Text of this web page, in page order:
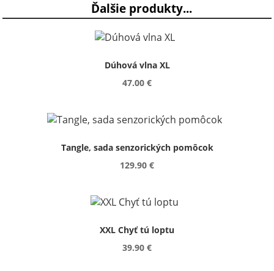
Ďalšie produkty...
Dúhová vlna XL
47.00 €
Tangle, sada senzorických pomôcok
129.90 €
XXL Chyť tú loptu
39.90 €